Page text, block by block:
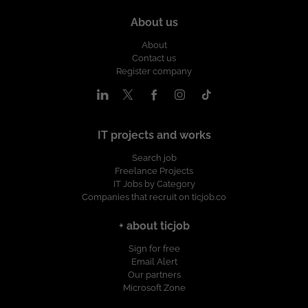
About us
About
Contact us
Register company
IT projects and works
Search job
Freelance Projects
IT Jobs by Category
Companies that recruit on ticjob.co
+ about ticjob
Sign for free
Email Alert
Our partners
Microsoft Zone